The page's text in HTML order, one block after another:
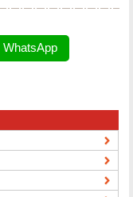
WhatsApp